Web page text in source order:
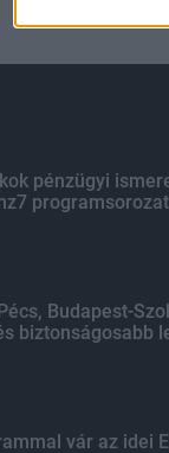
pénzügyi
programsorozat
Budapest-
biztonságosabb
vár az idei